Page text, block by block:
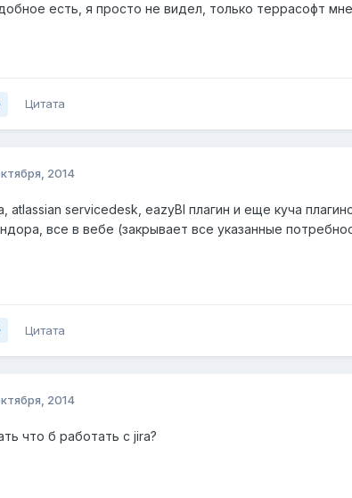
есть, я просто не видел, только террасофт
Цитата
2014
atlassian servicedesk, eazyBI плагин и еще куча
все в вебе (закрывает все указанные
Цитата
2014
что б работать с jira?